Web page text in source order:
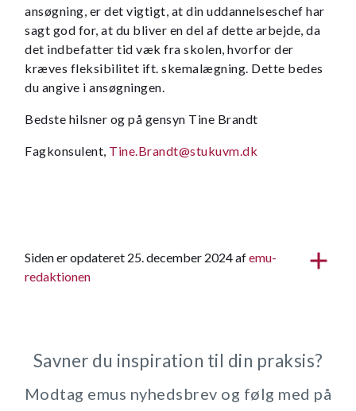
ansøgning, er det vigtigt, at din uddannelseschef har
sagt god for, at du bliver en del af dette arbejde, da
det indbefatter tid væk fra skolen, hvorfor der
kræves fleksibilitet ift. skemalægning. Dette bedes
du angive i ansøgningen.
Bedste hilsner og på gensyn Tine Brandt
Fagkonsulent, Tine.Brandt@stukuvm.dk
Siden er opdateret 25. december 2024 afemu-
redaktionen
Savner du inspiration til din praksis?
Modtag emus nyhedsbrev og følg med på